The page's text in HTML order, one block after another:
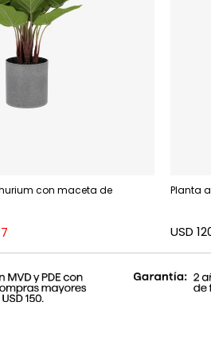
con maceta de
Planta
USD